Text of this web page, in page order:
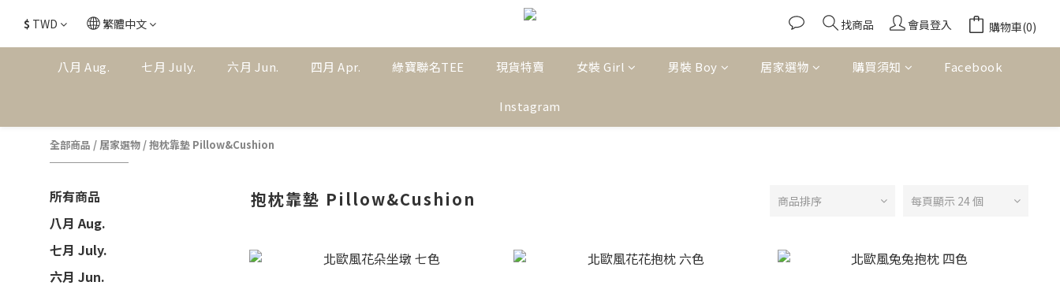
$ TWD 繁體中文 找商品 會員登入 購物車(0)
八月 Aug. 七月 July. 六月 Jun. 四月 Apr. 綠寶聯名TEE 現貨特賣 女裝 Girl 男裝 Boy 居家選物 購買須知 Facebook
Instagram
全部商品 / 居家選物 /抱枕靠墊 Pillow&Cushion
所有商品
八月 Aug.
七月 July.
六月 Jun.
抱枕靠墊 Pillow&Cushion 商品排序 每頁顯示 24 個